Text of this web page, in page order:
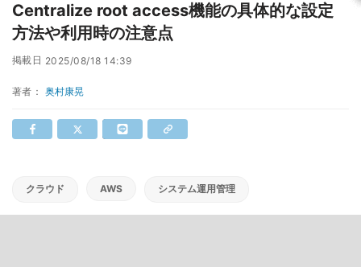
Centralize root access機能の具体的な設定
方法や利用時の注意点
掲載日 2025/08/18 14:39
著者： 奥村康晃
クラウド AWS システム運用管理